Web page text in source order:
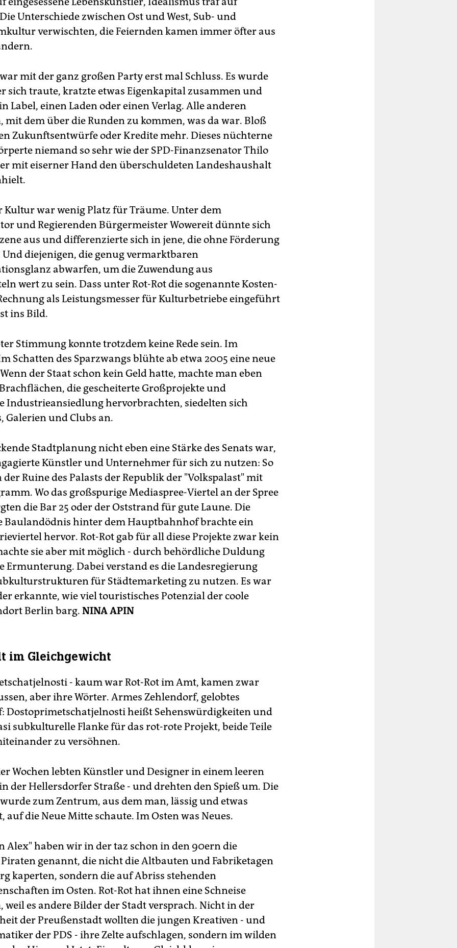
Unterschiede zwischen Ost und West, Sub- und
verwischten, die Feiernden kamen immer öfter aus
mit der ganz großen Party erst mal Schluss. Es wurde
sich traute, kratzte etwas Eigenkapital zusammen und
Label, einen Laden oder einen Verlag. Alle anderen
mit dem über die Runden zu kommen, was da war. Bloß
Zukunftsentwürfe oder Kredite mehr. Dieses nüchterne
niemand so sehr wie der SPD-Finanzsenator Thilo
mit eiserner Hand den überschuldeten Landeshaushalt
Kultur war wenig Platz für Träume. Unter dem
und Regierenden Bürgermeister Wowereit dünnte sich
aus und differenzierte sich in jene, die ohne Förderung
Und diejenigen, die genug vermarktbaren
abwarfen, um die Zuwendung aus
wert zu sein. Dass unter Rot-Rot die sogenannte Kosten-
als Leistungsmesser für Kulturbetriebe eingeführt
ins Bild.
Stimmung konnte trotzdem keine Rede sein. Im
Schatten des Sparzwangs blühte ab etwa 2005 eine neue
der Staat schon kein Geld hatte, machte man eben
die gescheiterte Großprojekte und
Industrieansiedlung hervorbrachten, siedelten sich
Galerien und Clubs an.
Stadtplanung nicht eben eine Stärke des Senats war,
Künstler und Unternehmer für sich zu nutzen: So
Ruine des Palasts der Republik der "Volkspalast" mit
Wo das großspurige Mediaspree-Viertel an der Spree
die Bar 25 oder der Oststrand für gute Laune. Die
Baulandödnis hinter dem Hauptbahnhof brachte ein
hervor. Rot-Rot gab für all diese Projekte zwar kein
sie aber mit möglich - durch behördliche Duldung
Ermunterung. Dabei verstand es die Landesregierung
für Städtemarketing zu nutzen. Es war
erkannte, wie viel touristisches Potenzial der coole
Berlin barg. NINA APIN
im Gleichgewicht
- kaum war Rot-Rot im Amt, kamen zwar
aber ihre Wörter. Armes Zehlendorf, gelobtes
Dostoprimetschatjelnosti heißt Sehenswürdigkeiten und
subkulturelle Flanke für das rot-rote Projekt, beide Teile
zu versöhnen.
Wochen lebten Künstler und Designer in einem leeren
der Hellersdorfer Straße - und drehten den Spieß um. Die
zum Zentrum, aus dem man, lässig und etwas
auf die Neue Mitte schaute. Im Osten was Neues.
Alex" haben wir in der taz schon in den 90ern die
genannt, die nicht die Altbauten und Fabriketagen
kaperten, sondern die auf Abriss stehenden
im Osten. Rot-Rot hat ihnen eine Schneise
weil es andere Bilder der Stadt versprach. Nicht in der
der Preußenstadt wollten die jungen Kreativen - und
der PDS - ihre Zelte aufschlagen, sondern im wilden